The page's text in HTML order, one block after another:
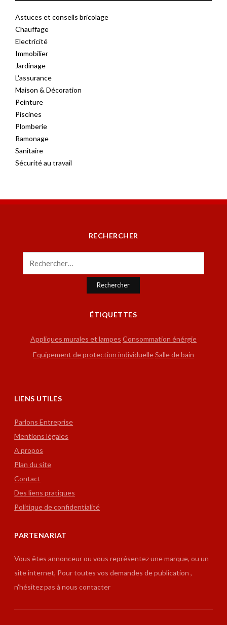
Astuces et conseils bricolage
Chauffage
Electricité
Immobilier
Jardinage
L'assurance
Maison & Décoration
Peinture
Piscines
Plomberie
Ramonage
Sanitaire
Sécurité au travail
RECHERCHER
Rechercher :
ÉTIQUETTES
Appliques murales et lampes Consommation énérgie
Equipement de protection individuelleSalle de bain
LIENS UTILES
Parlons Entreprise
Mentions légales
A propos
Plan du site
Contact
Des liens pratiques
Politique de confidentialité
PARTENARIAT
Vous êtes annonceur ou vous représentez une marque, ou un
site internet, Pour toutes vos demandes de publication ,
n'hésitez pas à nous contacter